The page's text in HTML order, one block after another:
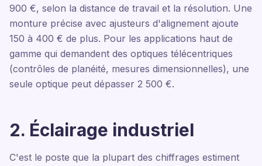
900 €, selon la distance de travail et la résolution. Une
monture précise avec ajusteurs d'alignement ajoute
150 à 400 € de plus. Pour les applications haut de
gamme qui demandent des optiques télécentriques
(contrôles de planéité, mesures dimensionnelles), une
seule optique peut dépasser 2 500 €.
2. Éclairage industriel
C'est le poste que la plupart des chiffrages estiment